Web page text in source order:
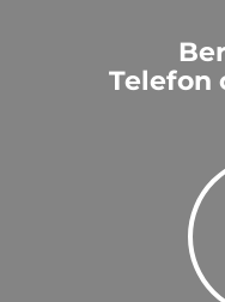
Telefon